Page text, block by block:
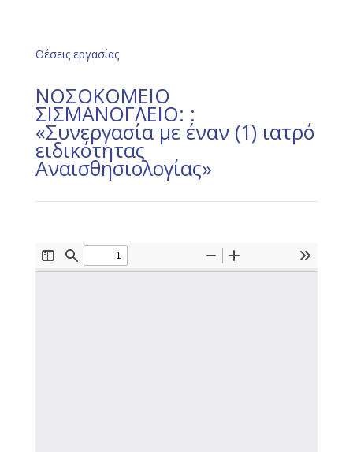
Θέσεις εργασίας
ΝΟΣΟΚΟΜΕΙΟ
ΣΙΣΜΑΝΟΓΛΕΙΟ: :
«Συνεργασία με έναν (1) ιατρό
ειδικότητας
Αναισθησιολογίας»